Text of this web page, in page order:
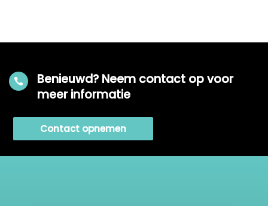

Benieuwd? Neem contact op voor
meer informatie
Contact opnemen